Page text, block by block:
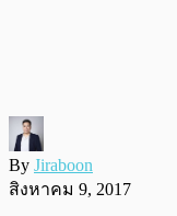
By Jiraboon
สิงหาคม 9, 2017